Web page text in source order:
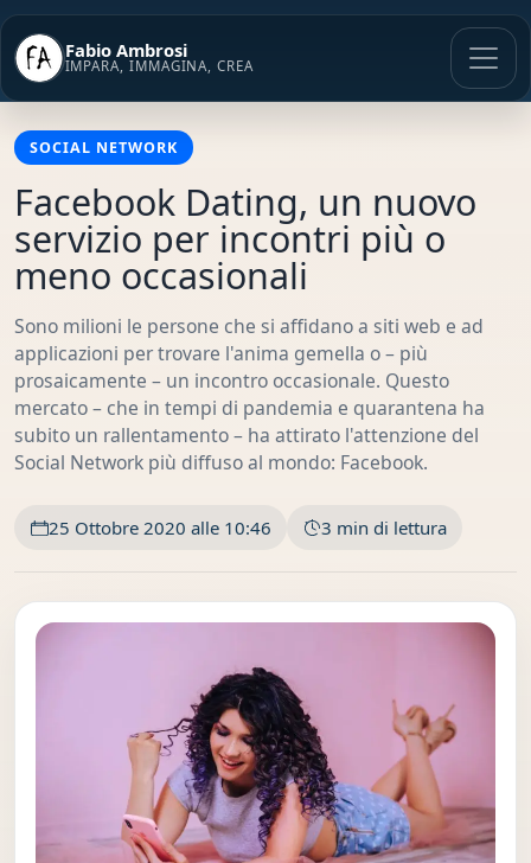
Vai
contenuto
Fabio Ambrosi
IMPARA, IMMAGINA, CREA
SOCIAL NETWORK
Facebook Dating, un nuovo
servizio per incontri più o
meno occasionali
Sono milioni le persone che si affidano a siti web e ad
applicazioni per trovare l'anima gemella o – più
prosaicamente – un incontro occasionale. Questo
mercato – che in tempi di pandemia e quarantena ha
subito un rallentamento – ha attirato l'attenzione del
Social Network più diffuso al mondo: Facebook.
25 Ottobre 2020 alle 10:46 3 min di lettura